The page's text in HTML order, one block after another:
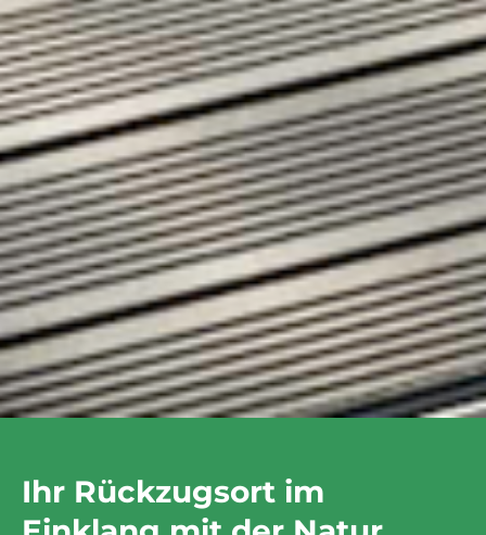
Ihr Rückzugsort im